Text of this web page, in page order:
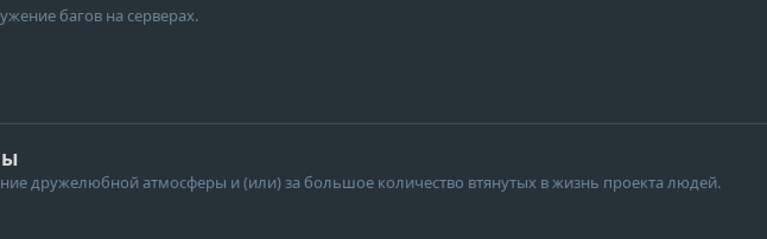
багов на серверах.
дружелюбной атмосферы и (или) за большое количество втянутых в жизнь проекта людей.